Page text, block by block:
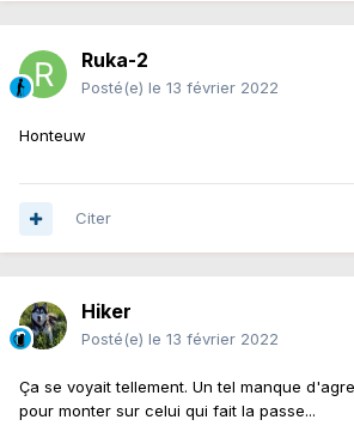
Ruka-2
Posté(e) le 13 février 2022
Honteuw
Citer
Hiker
Posté(e) le 13 février 2022
Ça se voyait tellement. Un tel manque
pour monter sur celui qui fait la passe...